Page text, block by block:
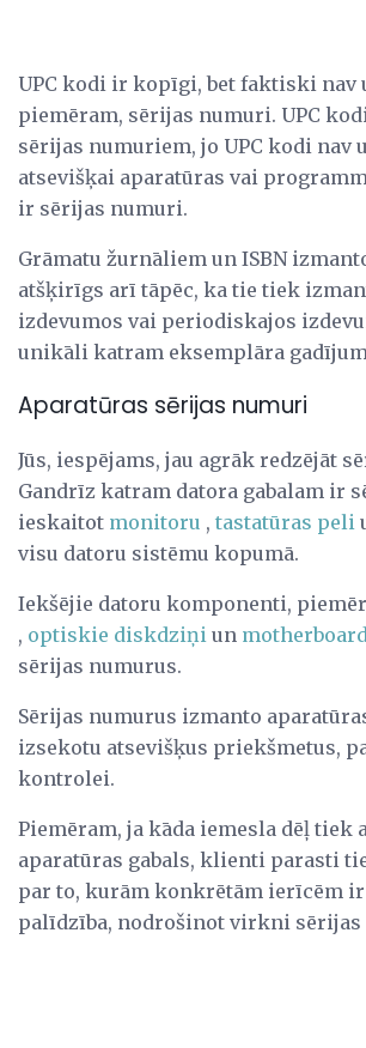
UPC kodi ir kopīgi, bet faktiski nav
piemēram, sērijas numuri. UPC
sērijas numuriem, jo ​​UPC kodi
atsevišķai aparatūras vai
ir sērijas numuri.
Grāmatu žurnāliem un ISBN
atšķirīgs arī tāpēc, ka tie tiek
izdevumos vai periodiskajos
unikāli katram eksemplāra
Aparatūras sērijas numuri
Jūs, iespējams, jau agrāk redzējāt
Gandrīz katram datora gabalam ir
ieskaitot monitoru , tastatūras peli
visu datoru sistēmu kopumā.
Iekšējie datoru komponenti,
, optiskie diskdziņi un
sērijas numurus.
Sērijas numurus izmanto
izsekotu atsevišķus priekšmetus,
kontrolei.
Piemēram, ja kāda iemesla dēļ tiek
aparatūras gabals, klienti parasti
par to, kurām konkrētām ierīcēm ir
palīdzība, nodrošinot virkni sērijas